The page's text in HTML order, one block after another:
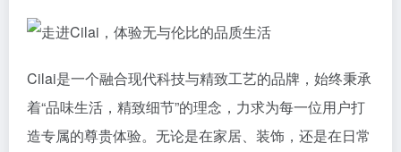
Cilai是一个融合现代科技与精致工艺的品牌，始终秉承
着“品味生活，精致细节”的理念，力求为每一位用户打
造专属的尊贵体验。无论是在家居、装饰，还是在日常